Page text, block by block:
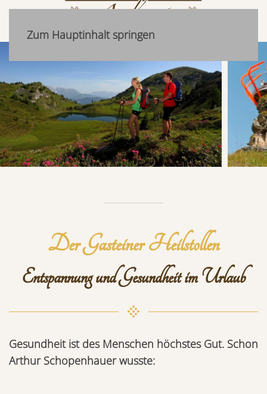
Zum Hauptinhalt springen
Der Gasteiner Heilstollen
Entspannung und Gesundheit im Urlaub
Gesundheit ist des Menschen höchstes Gut. Schon
Arthur Schopenhauer wusste: